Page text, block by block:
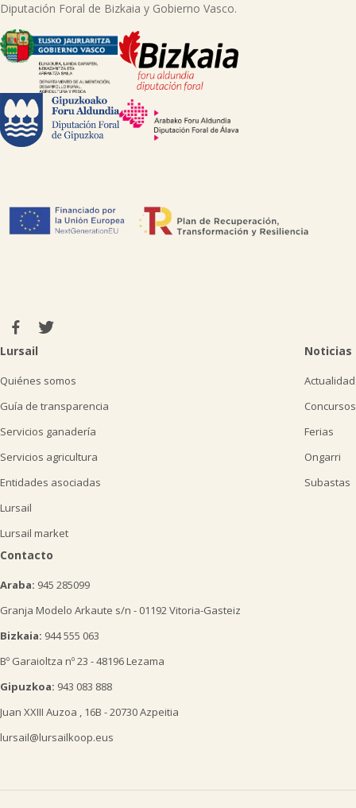
Diputación Foral de Bizkaia y Gobierno Vasco.
Lursail
Quiénes somos
Guía de transparencia
Servicios ganadería
Servicios agricultura
Entidades asociadas
Lursail
Lursail market
Noticias
Actualidad
Concursos
Ferias
Ongarri
Subastas
Contacto
Araba: 945 285099
Granja Modelo Arkaute s/n - 01192 Vitoria-Gasteiz
Bizkaia: 944 555 063
Bº Garaioltza nº 23 - 48196 Lezama
Gipuzkoa: 943 083 888
Juan XXIII Auzoa , 16B - 20730 Azpeitia
lursail@lursailkoop.eus